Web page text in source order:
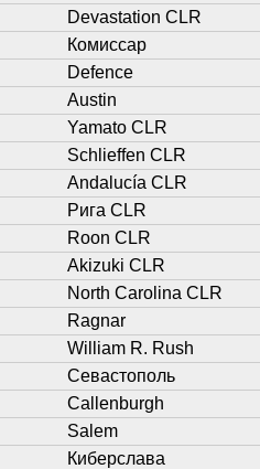
Devastation CLR
Комиссар
Defence
Austin
Yamato CLR
Schlieffen CLR
Andalucía CLR
Рига CLR
Roon CLR
Akizuki CLR
North Carolina CLR
Ragnar
William R. Rush
Севастополь
Callenburgh
Salem
Киберслава